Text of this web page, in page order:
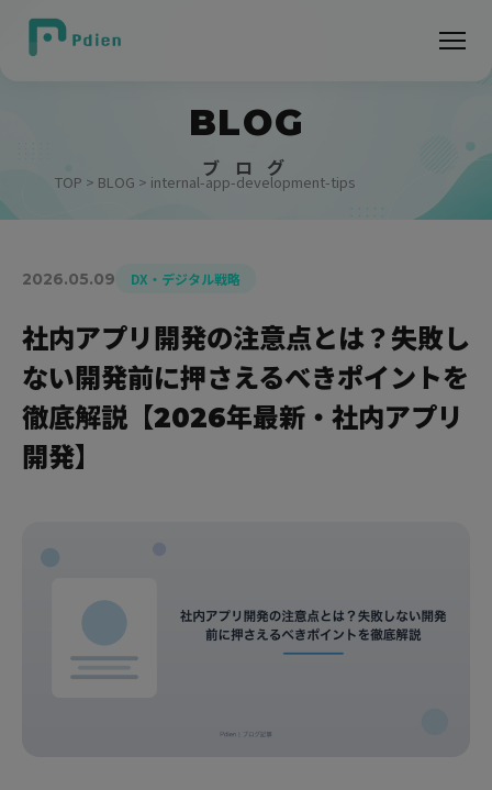
BLOG
ブ ロ グ
TOP > BLOG > internal-app-development-tips
2026.05.09 DX・デジタル戦略
社内アプリ開発の注意点とは？失敗し
ない開発前に押さえるべきポイントを
徹底解説【2026年最新・社内アプリ
開発】